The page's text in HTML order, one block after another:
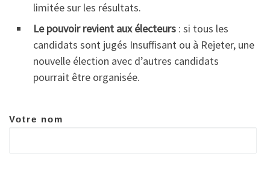
limitée sur les résultats.
Le pouvoir revient aux électeurs : si tous les
candidats sont jugés Insuffisant ou à Rejeter, une
nouvelle élection avec d’autres candidats
pourrait être organisée.
Votre nom